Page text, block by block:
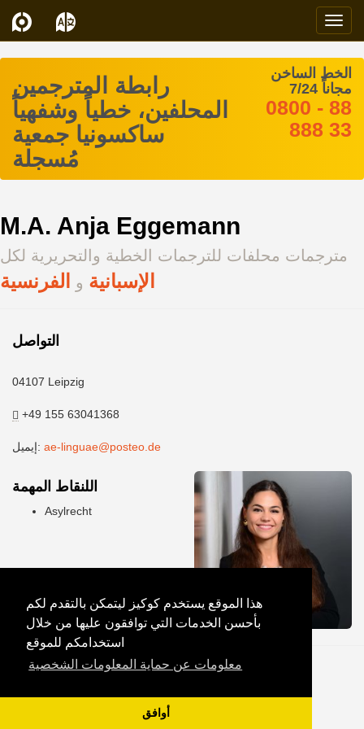
هذا الموقع يستخدم كوكيز ليتمكن بالتقدم لكم
بأحسن الخدمات التي توافقون عليها من خلال
استخدامكم للموقع
معلومات عن حماية المعلومات الشخصية
أوافق
رابطة المترجمين
المحلفين، خطياً وشفهياً
ساكسونيا جمعية
مُسجلة
الخط الساخن
مجاناً 7/24
0800 - 88
888 33
M.A. Anja Eggemann
مترجمات محلفات للترجمات الخطية والتحريرية لكل
الإسبانية و الفرنسية
التواصل
04107 Leipzig
+49 155 63041368
إيميل: ae-linguae@posteo.de
اللنقاط المهمة
Asylrecht